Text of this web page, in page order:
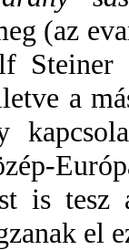
(az
a
is tesz
el